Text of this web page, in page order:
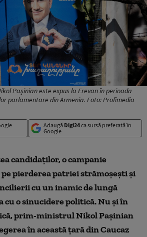
Pașinian este expus la Erevan în perioada
parlamentare din Armenia. Foto: Profimedia
Adaugă Digi24ca sursă preferată în
Google
candidaților, o campanie
pierderea patriei strămoșești și
cu un inamic de lungă
cu o sinucidere politică. Nu și în
prim-ministrul Nikol Pașinian
în această țară din Caucaz